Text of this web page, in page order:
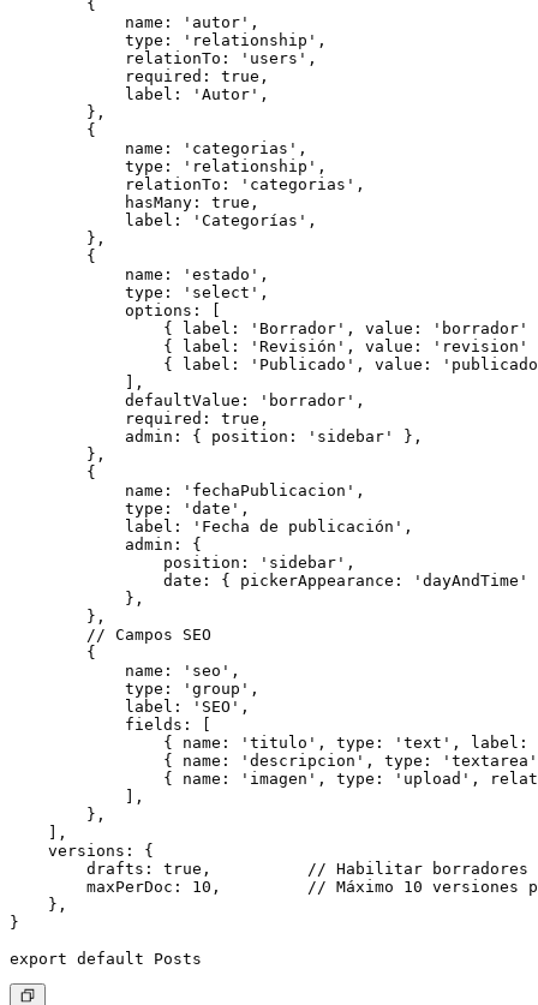
        {
            name: 'autor',
            type: 'relationship',
            relationTo: 'users',
            required: true,
            label: 'Autor',
        },
        {
            name: 'categorias',
            type: 'relationship',
            relationTo: 'categorias',
            hasMany: true,
            label: 'Categorías',
        },
        {
            name: 'estado',
            type: 'select',
            options: [
{ label: 'Borrador', value: 'borrador'
{ label: 'Revisión', value: 'revision'
{ label: 'Publicado', value:
            ],
            defaultValue: 'borrador',
            required: true,
            admin: { position: 'sidebar' },
        },
        {
            name: 'fechaPublicacion',
            type: 'date',
            label: 'Fecha de publicación',
            admin: {
                position: 'sidebar',
date: { pickerAppearance: 'dayAndTime'
            },
        },
        // Campos SEO
        {
            name: 'seo',
            type: 'group',
            label: 'SEO',
            fields: [
{ name: 'titulo', type: 'text', label:
{ name: 'descripcion', type:
{ name: 'imagen', type: 'upload',
            ],
        },
    ],
    versions: {
        drafts: true,          // Habilitar borradores
maxPerDoc: 10,         // Máximo 10 versiones
    },
}